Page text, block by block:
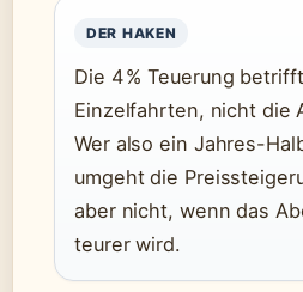
DER HAKEN
Die 4 % Teuerung
Einzelfahrten, nicht die
Wer also ein Jahres-
umgeht die
aber nicht, wenn das
teurer wird.